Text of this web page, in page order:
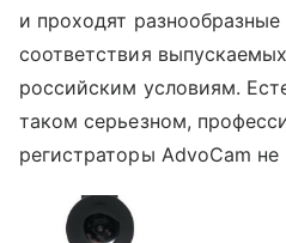
и проходят
соответствия
российским условиям.
таком серьезном,
регистраторы AdvoCam